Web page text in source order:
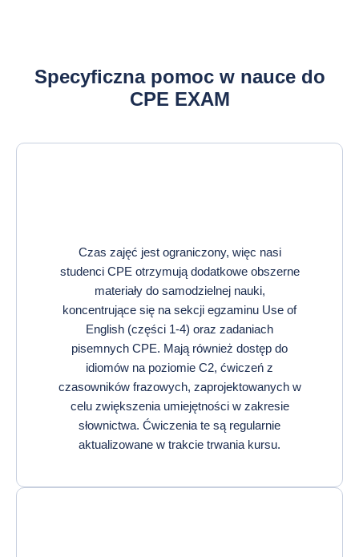
Specyficzna pomoc w nauce do
CPE EXAM
Czas zajęć jest ograniczony, więc nasi
studenci CPE otrzymują dodatkowe obszerne
materiały do samodzielnej nauki,
koncentrujące się na sekcji egzaminu Use of
English (części 1-4) oraz zadaniach
pisemnych CPE. Mają również dostęp do
idiomów na poziomie C2, ćwiczeń z
czasowników frazowych, zaprojektowanych w
celu zwiększenia umiejętności w zakresie
słownictwa. Ćwiczenia te są regularnie
aktualizowane w trakcie trwania kursu.